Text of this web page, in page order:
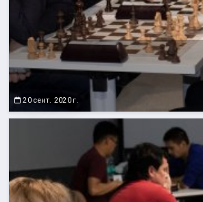
20 сент. 2020 г.